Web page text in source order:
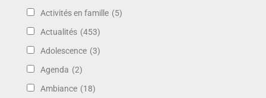
Activités en famille (5)
Actualités (453)
Adolescence (3)
Agenda (2)
Ambiance (18)